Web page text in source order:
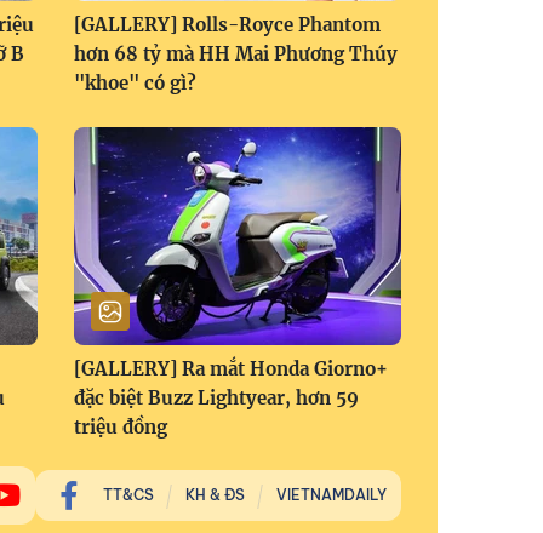
B
[GALLERY] Rolls-Royce Phantom
hơn 68 tỷ mà HH Mai Phương Thúy
"khoe" có gì?
[GALLERY] Ra mắt Honda Giorno+
đặc biệt Buzz Lightyear, hơn 59
triệu đồng
TT&CS KH & ĐS VIETNAMDAILY